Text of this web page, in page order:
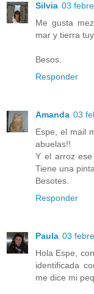
Silvia 03
Me gusta
mar y tierra
Besos.
Responder
Amanda 03
Espe, el mail
abuelas!!
Y el arroz
Tiene una
Besotes.
Responder
Paula 03
Hola Espe,
identificada
me dice mi